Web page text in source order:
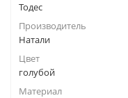
Тодес
Производитель
Натали
Цвет
голубой
Материал